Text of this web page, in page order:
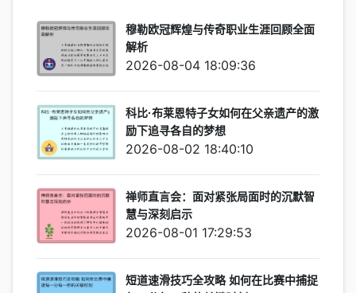
穆勒欧冠辉煌与传奇职业生涯回顾全面
解析
2026-08-04 18:09:36
科比·布莱恩特子女如何在父亲遗产的激
励下追寻各自的梦想
2026-08-02 18:40:10
禅师直言会：面对紧张局面时的沉默智
慧与深刻启示
2026-08-01 17:29:53
短道速滑技巧全攻略 如何在比赛中捕捉